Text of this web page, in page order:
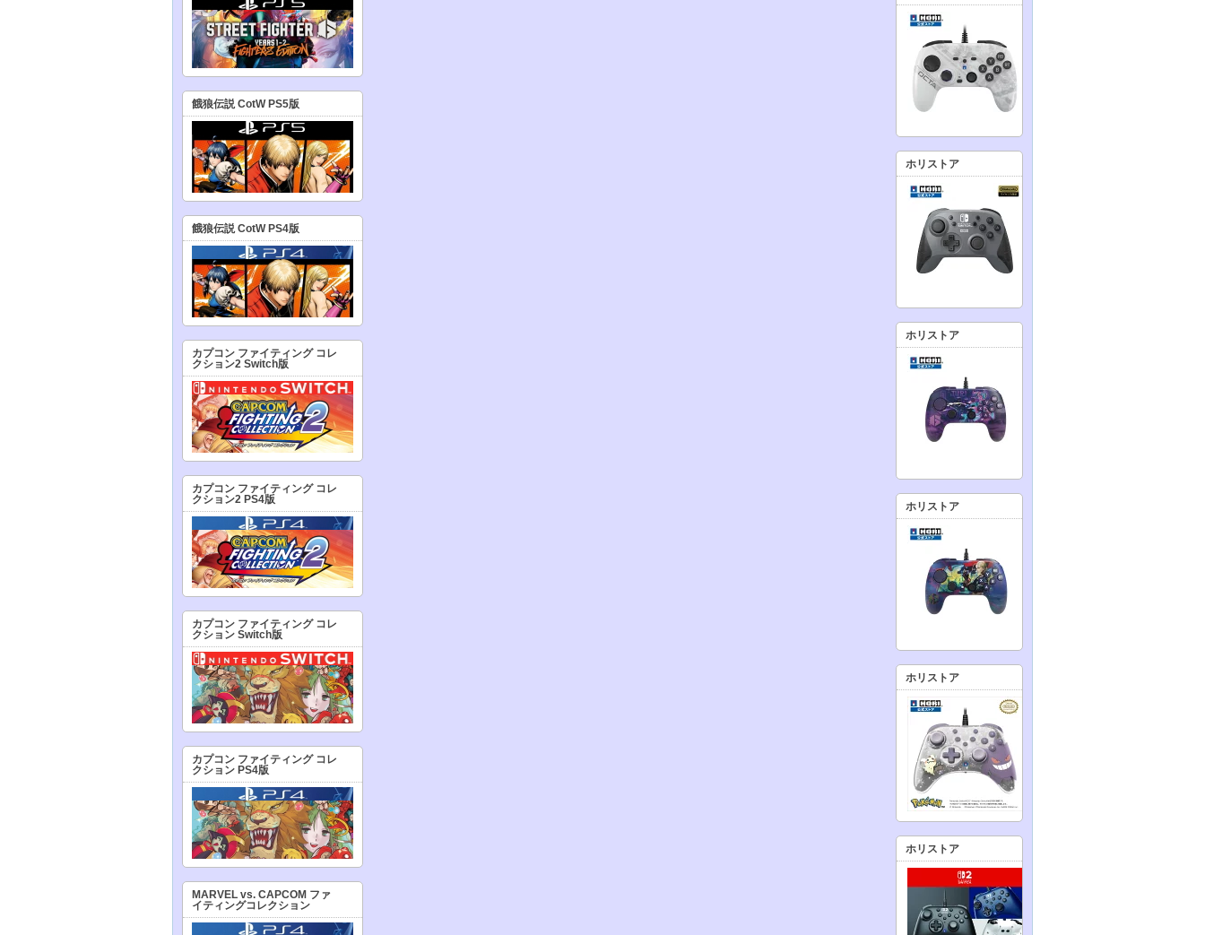
餓狼伝説 CotW PS5版
餓狼伝説 CotW PS4版
カプコン ファイティング コレ
クション2 Switch版
カプコン ファイティング コレ
クション2 PS4版
カプコン ファイティング コレ
クション Switch版
カプコン ファイティング コレ
クション PS4版
MARVEL vs. CAPCOM ファ
イティングコレクション
ホリストア
ホリストア
ホリストア
ホリストア
ホリストア